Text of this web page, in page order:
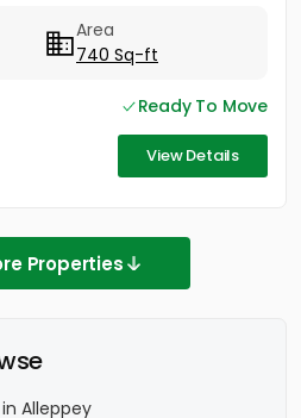
Area
740 Sq-ft
Ready To Move
View Details
Properties
Alleppey